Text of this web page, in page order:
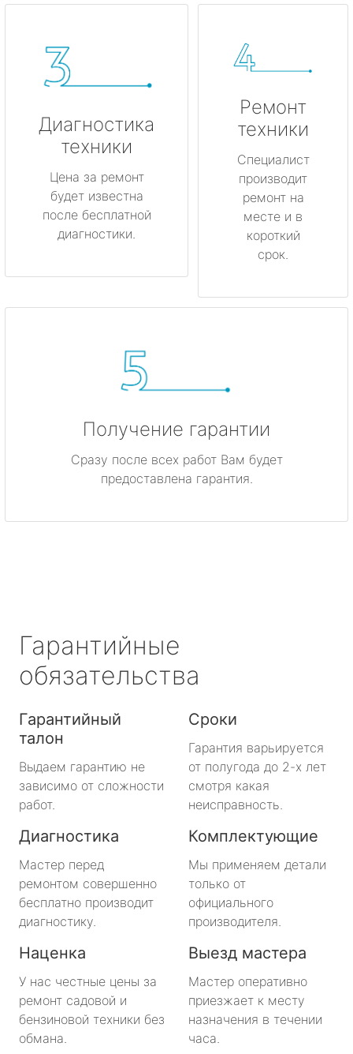
Диагностика
техники
Цена за ремонт
будет известна
после бесплатной
диагностики.
Ремонт
техники
Специалист
производит
ремонт на
месте и в
короткий
срок.
Получение гарантии
Сразу после всех работ Вам будет
предоставлена гарантия.
Гарантийные
обязательства
Гарантийный
талон
Выдаем гарантию не
зависимо от сложности
работ.
Сроки
Гарантия варьируется
от полугода до 2-х лет
смотря какая
неисправность.
Диагностика
Мастер перед
ремонтом совершенно
бесплатно производит
диагностику.
Комплектующие
Мы применяем детали
только от
официального
производителя.
Наценка
У нас честные цены за
ремонт садовой и
бензиновой техники без
обмана.
Выезд мастера
Мастер оперативно
приезжает к месту
назначения в течении
часа.